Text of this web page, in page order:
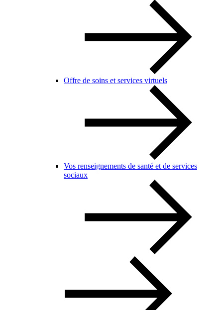
Offre de soins et services virtuels
Vos renseignements de santé et de services
sociaux